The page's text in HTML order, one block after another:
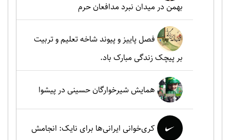
بهمن در میدان نبرد مدافعان حرم
فصل پاییز و پیوند شاخه تعلیم و تربیت
بر پیچک زندگی مبارک باد.
همایش شیرخوارگان حسینی در پیشوا
کری‌خوانی ایرانی‌ها برای نایک: انجامش